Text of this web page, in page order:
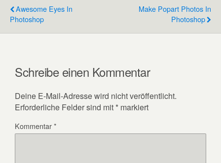
Awesome Eyes In
Photoshop
Make Popart Photos In
Photoshop
Schreibe einen Kommentar
Deine E-Mail-Adresse wird nicht veröffentlicht.
Erforderliche Felder sind mit * markiert
Kommentar*